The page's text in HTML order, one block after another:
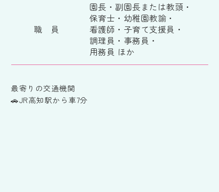
職 員
園長・副園長または教頭・
保育士・幼稚園教諭・
看護師・子育て支援員・
調理員・事務員・
用務員 ほか
最寄りの交通機関
🚗JR高知駅から車7分